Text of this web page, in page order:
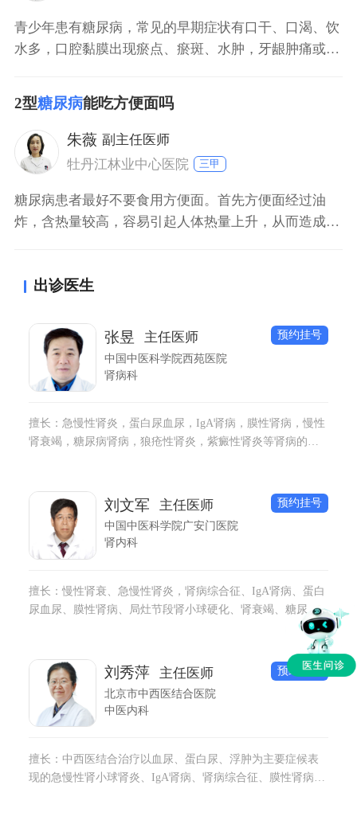
青少年患有糖尿病，常见的早期症状有口干、口渴、饮
水多，口腔黏膜出现瘀点、瘀斑、水肿，牙龈肿痛或口
轻，无明显的诱因经常出现饥饿感、出汗、乏力、心
悸、颤抖，甚至低血糖。如果出现上述情况，最好上医
院进行详细及系统的检查。
2型糖尿病能吃方便面吗
朱薇 副主任医师
牡丹江林业中心医院
三甲
糖尿病患者最好不要食用方便面。首先方便面经过油
炸，含热量较高，容易引起人体热量上升，从而造成人
一定的油盐以及糖分和味素的食物，这些均会影响体内
出诊医生
张昱 主任医师
中国中医科学院西苑医院
肾病科
预约挂号
擅长：急慢性肾炎，蛋白尿血尿，IgA肾病，膜性肾病，慢性
肾衰竭，糖尿病肾病，狼疮性肾炎，紫癜性肾炎等肾病的诊
刘文军 主任医师
中国中医科学院广安门医院
肾内科
预约挂号
擅长：慢性肾衰、急慢性肾炎，肾病综合征、IgA肾病、蛋白
尿血尿、膜性肾病、局灶节段肾小球硬化、肾衰竭、糖尿病
肾病、紫癜性肾炎、狼疮性肾炎， 乙肝病毒相关性肾炎、痛
风性肾病、高血压肾损害、难治性肾病综合征、泌尿系感染
等中医内科疑难杂症（男性功能障碍请咨询男科）
刘秀萍 主任医师
北京市中西医结合医院
中医内科
预约挂号
擅长：中西医结合治疗以血尿、蛋白尿、浮肿为主要症候表
现的急慢性肾小球肾炎、IgA肾病、肾病综合征、膜性肾病、